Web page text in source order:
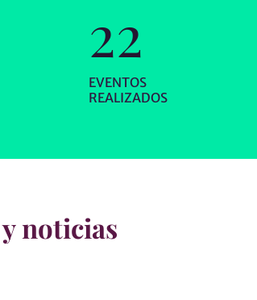
23
EVENTOS
REALIZADOS
noticias